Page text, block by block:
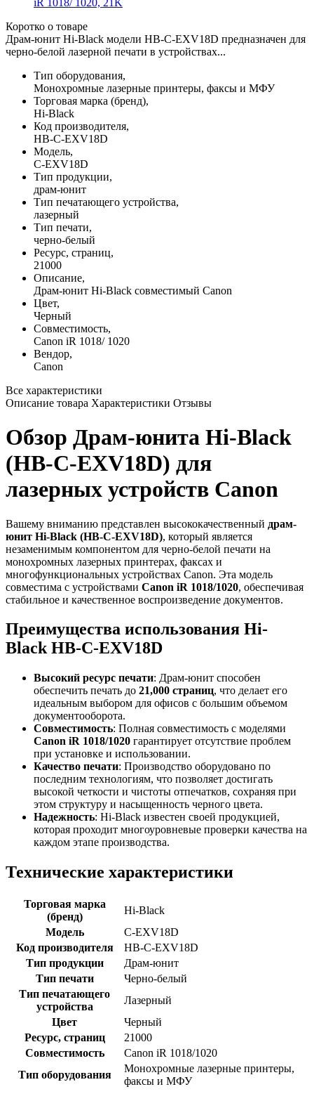
Коротко о товаре
Драм-юнит Hi-Black модели HB-C-EXV18D предназначен для
черно-белой лазерной печати в устройствах...
Тип оборудования,
Монохромные лазерные принтеры, факсы и МФУ
Торговая марка (бренд),
Hi-Black
Код производителя,
HB-C-EXV18D
Модель,
C-EXV18D
Тип продукции,
драм-юнит
Тип печатающего устройства,
лазерный
Тип печати,
черно-белый
Ресурс, страниц,
21000
Описание,
Драм-юнит Hi-Black совместимый Canon
Цвет,
Черный
Совместимость,
Canon iR 1018/ 1020
Вендор,
Canon
Все характеристики
Описание товара Характеристики Отзывы
Обзор Драм-юнита Hi-Black
(HB-C-EXV18D) для
лазерных устройств Canon
Вашему вниманию представлен высококачественный драм-
юнит Hi-Black (HB-C-EXV18D), который является
незаменимым компонентом для черно-белой печати на
монохромных лазерных принтерах, факсах и
многофункциональных устройствах Canon. Эта модель
совместима с устройствами Canon iR 1018/1020, обеспечивая
стабильное и качественное воспроизведение документов.
Преимущества использования Hi-
Black HB-C-EXV18D
Высокий ресурс печати: Драм-юнит способен
обеспечить печать до 21,000 страниц, что делает его
идеальным выбором для офисов с большим объемом
документооборота.
Совместимость: Полная совместимость с моделями
Canon iR 1018/1020 гарантирует отсутствие проблем
при установке и использовании.
Качество печати: Производство оборудовано по
последним технологиям, что позволяет достигать
высокой четкости и чистоты отпечатков, сохраняя при
этом структуру и насыщенность черного цвета.
Надежность: Hi-Black известен своей продукцией,
которая проходит многоуровневые проверки качества на
каждом этапе производства.
Технические характеристики
Торговая марка
(бренд)
Hi-Black
Модель
C-EXV18D
Код производителя
HB-C-EXV18D
Тип продукции
Драм-юнит
Тип печати
Черно-белый
Тип печатающего
устройства
Лазерный
Цвет
Черный
Ресурс, страниц
21000
Совместимость
Canon iR 1018/1020
Тип оборудования
Монохромные лазерные принтеры,
факсы и МФУ